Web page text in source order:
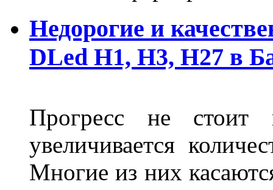
Недорогие и
DLed Н1, Н3, Н27 в
Прогресс не
увеличивается
Многие из них